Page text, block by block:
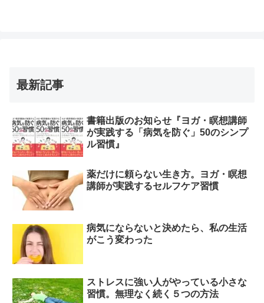
最新記事
書籍出版のお知らせ『ヨガ・瞑想講師
が実践する「病気を防ぐ」50のシンプ
ル習慣』
薬だけに頼らない生き方。ヨガ・瞑想
講師が実践するセルフケア習慣
病気にならないと決めたら、私の生活
がこう変わった
ストレスに強い人がやっている小さな
習慣。無理なく続く５つの方法